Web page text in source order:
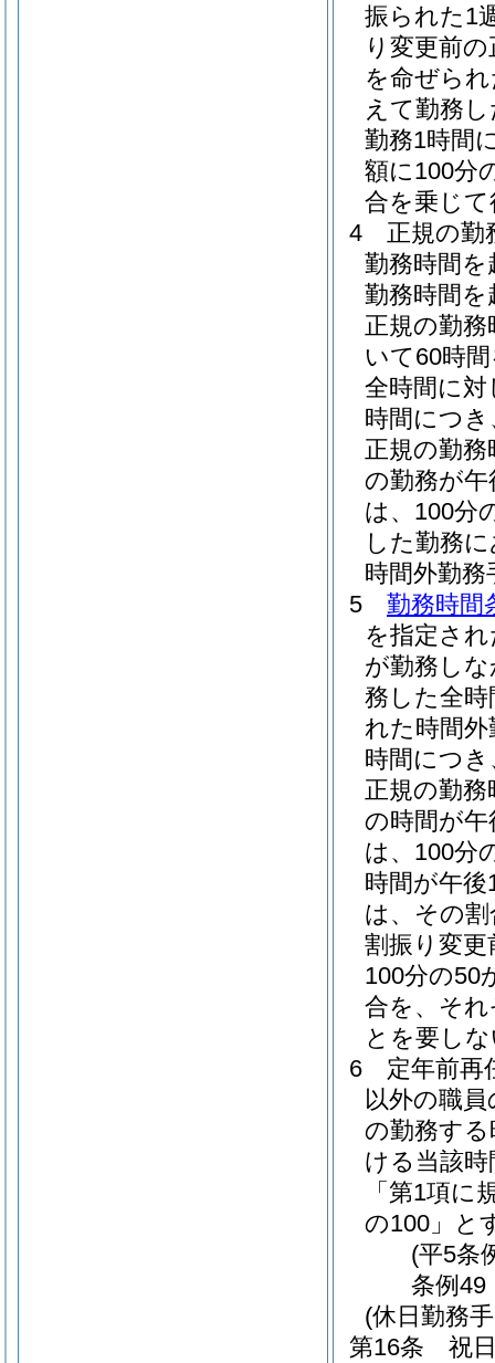
振られた1
り変更前
を命ぜら
えて勤務
勤務1時間
額に100分
合を乗じ
4
正規の勤
勤務時間
勤務時間
正規の勤
いて60時
全時間に対
時間につき
正規の勤
の勤務が
は、100分
した勤務
時間外勤
5
勤務時間
を指定さ
が勤務し
務した全
れた時間
時間につき
正規の勤
の時間が
は、100分
時間が午
は、その
割振り変
100分の50
合を、そ
とを要し
6
定年前再
以外の職
の勤務す
ける当該
「第1項
の100」と
(平5条
条例49
(休日勤務
第16条
祝